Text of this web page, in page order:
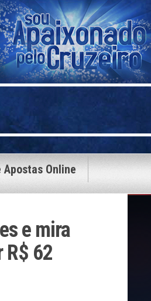
Apostas Online
e mira
R$ 62